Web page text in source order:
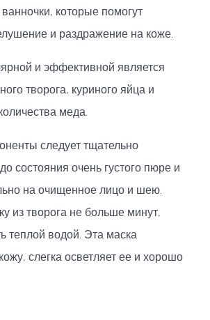
которые помогут
и раздражение на коже.
и эффективной является
творога, куриного яйца и
меда.
следует тщательно
состояния очень густого пюре и
на очищенное лицо и шею.
из творога не больше минут,
теплой водой. Эта маска
слегка осветляет ее и хорошо